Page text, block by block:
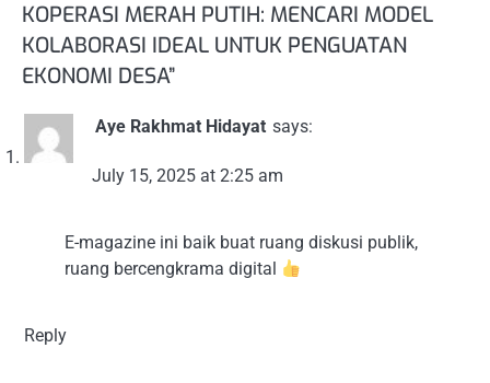
KOPERASI MERAH PUTIH: MENCARI MODEL
KOLABORASI IDEAL UNTUK PENGUATAN
EKONOMI DESA”
Aye Rakhmat Hidayat says:
July 15, 2025 at 2:25 am
E-magazine ini baik buat ruang diskusi publik,
ruang bercengkrama digital
Reply